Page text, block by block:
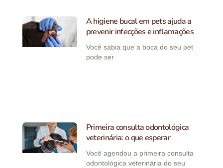
A higiene bucal em pets ajuda a
prevenir infecções e inflamações
Você sabia que a boca do seu pet
pode ser
Primeira consulta odontológica
veterinária: o que esperar
Você agendou a primeira consulta
odontológica veterinária do seu